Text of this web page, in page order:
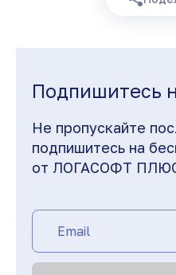
Подпишитесь
Не пропускайте
подпишитесь на
от ЛОГАСОФТ